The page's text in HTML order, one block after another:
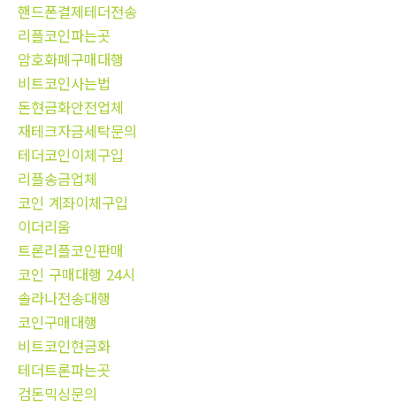
핸드폰결제테더전송
리플코인파는곳
암호화폐구매대행
비트코인사는법
돈현금화안전업체
재테크자금세탁문의
테더코인이체구입
리플송금업체
코인 계좌이체구입
이더리움
트론리플코인판매
코인 구매대행 24시
솔라나전송대행
코인구매대행
비트코인현금화
테더트론파는곳
검돈믹싱문의